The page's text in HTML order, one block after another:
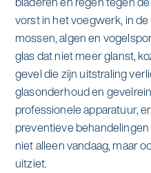
co2-uitstoot
op weg naar volledig
duurzame
Vloerreiniging
Schoonmaak
Specialistische
Graffitireiniging
Glas- en gevelreiniging
Industrie
Mobiliteit
Onderwijs
Overheid
Wij zijn Asito
Ons verhaal
Asito impuls
Sponsoring
vorst in het voegwerk, in
mossen, algen en
glas dat niet meer glanst,
gevel die zijn uitstraling
glasonderhoud en
professionele apparatuur,
preventieve
niet alleen vandaag, maar
uitziet.